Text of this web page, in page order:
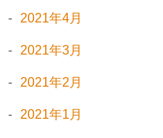
2021年4月
2021年3月
2021年2月
2021年1月